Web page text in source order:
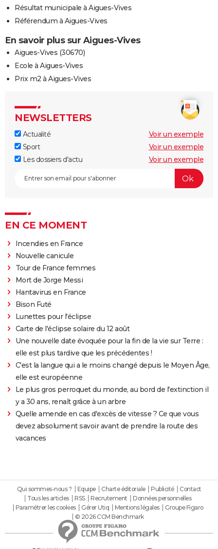
Résultat municipale à Aigues-Vives
Référendum à Aigues-Vives
En savoir plus sur Aigues-Vives
Aigues-Vives (30670)
Ecole à Aigues-Vives
Prix m2 à Aigues-Vives
NEWSLETTERS
Actualité
Voir un exemple
Sport
Voir un exemple
Les dossiers d'actu
Voir un exemple
EN CE MOMENT
Incendies en France
Nouvelle canicule
Tour de France femmes
Mort de Jorge Messi
Hantavirus en France
Bison Futé
Lunettes pour l'éclipse
Carte de l'éclipse solaire du 12 août
Une nouvelle date évoquée pour la fin de la vie sur Terre :
elle est plus tardive que les précédentes !
C'est la langue qui a le moins changé depuis le Moyen Âge,
elle est européenne
Le plus gros perroquet du monde, au bord de l'extinction il
y a 30 ans, renaît grâce à un arbre
Quelle amende en cas d'excès de vitesse ? Ce que vous
devez absolument savoir avant de prendre la route des
vacances
Qui sommes-nous ? Equipe Charte éditoriale Publicité
Contact
Tous les articles
RSS Recrutement
Données personnelles
Paramétrer les cookies
Gérer Utiq Mentions légales
Groupe Figaro
© 2026 CCM Benchmark